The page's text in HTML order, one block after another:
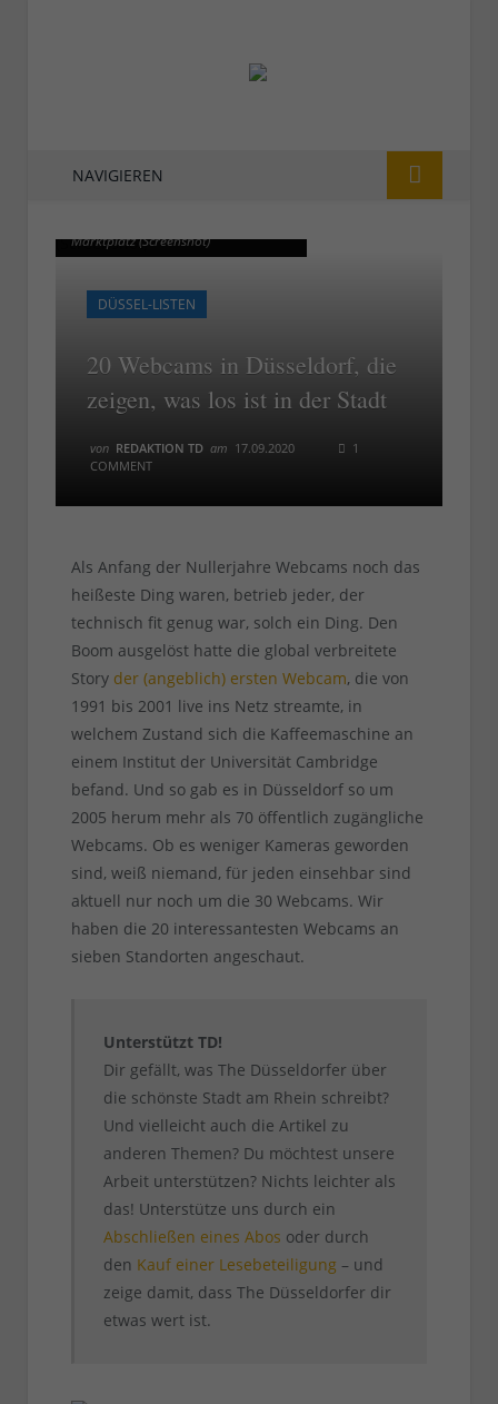
NAVIGIEREN
Marktplatz (Screenshot)
DÜSSEL-LISTEN
20 Webcams in Düsseldorf, die
zeigen, was los ist in der Stadt
von REDAKTION TD am 17.09.2020
1
COMMENT
Marktplatz (Screenshot)
Als Anfang der Nullerjahre Webcams noch das
heißeste Ding waren, betrieb jeder, der
technisch fit genug war, solch ein Ding. Den
Boom ausgelöst hatte die global verbreitete
Story der (angeblich) ersten Webcam, die von
1991 bis 2001 live ins Netz streamte, in
welchem Zustand sich die Kaffeemaschine an
einem Institut der Universität Cambridge
befand. Und so gab es in Düsseldorf so um
2005 herum mehr als 70 öffentlich zugängliche
Webcams. Ob es weniger Kameras geworden
sind, weiß niemand, für jeden einsehbar sind
aktuell nur noch um die 30 Webcams. Wir
haben die 20 interessantesten Webcams an
sieben Standorten angeschaut.
Unterstützt TD!
Dir gefällt, was The Düsseldorfer über
die schönste Stadt am Rhein schreibt?
Und vielleicht auch die Artikel zu
anderen Themen? Du möchtest unsere
Arbeit unterstützen? Nichts leichter als
das! Unterstütze uns durch ein
Abschließen eines Abos oder durch
den Kauf einer Lesebeteiligung – und
zeige damit, dass The Düsseldorfer dir
etwas wert ist.